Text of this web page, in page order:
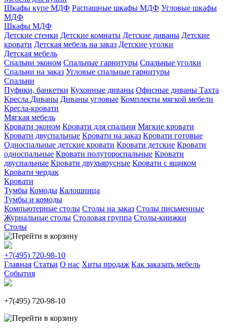
Шкафы купе МДФ Распашные шкафы МДФ Угловые шкафы
МДФ
Шкафы МДФ
Детские стенки Детские комнаты Детские диваны Детские
кровати Детская мебель на заказ Детские уголки
Детская мебель
Спальни эконом Спальные гарнитуры Спальные уголки
Спальни на заказ Угловые спальные гарнитуры
Спальни
Пуфики, банкетки Кухонные диваны Офисные диваны Тахта
Кресла Диваны Диваны угловые Комплекты мягкой мебели
Кресла-кровати
Мягкая мебель
Кровати эконом Кровати для спальни Мягкие кровати
Кровати двуспальные Кровати на заказ Кровати готовые
Односпальные детские кровати Кровати детские Кровати
односпальные Кровати полутороспальные Кровати
двуспальные Кровати двухъярусные Кровати с ящиком
Кровати чердак
Кровати
Тумбы Комоды Калошница
Тумбы и комоды
Компьютерные столы Столы на заказ Столы письменные
Журнальные столы Столовая группа Столы-книжки
Столы
+7(495) 720-98-10
Главная Статьи О нас Хиты продаж Как заказать мебель
События
+7(495) 720-98-10